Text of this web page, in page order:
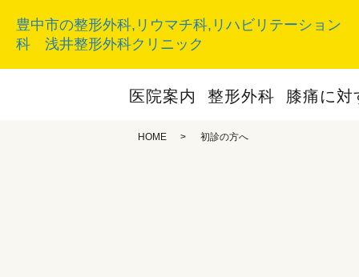
豊中市の整形外科,リウマチ科,リハビリテーション
科 浅井整形外科クリニック
医院案内 整形外科 膝痛に対
HOME 初診の方へ